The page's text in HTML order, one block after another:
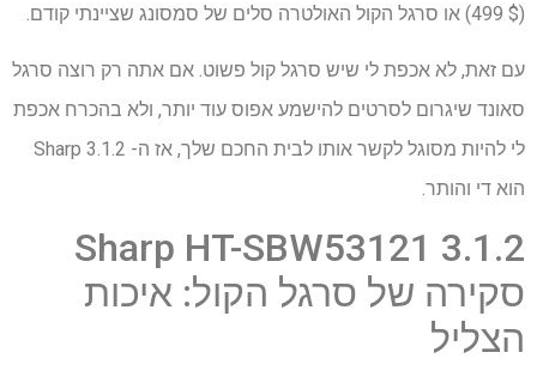
(499 $) או סרגל הקול האולטרה סלים של סמסונג שציינתי קודם.
עם זאת, לא אכפת לי שיש סרגל קול פשוט. אם אתה רק רוצה סרגל
סאונד שיגרום לסרטים להישמע אפוס עוד יותר, ולא בהכרח אכפת
לי להיות מסוגל לקשר אותו לבית החכם שלך, אז ה- Sharp 3.1.2
הוא די והותר.
Sharp HT-SBW53121 3.1.2
סקירה של סרגל הקול: איכות
הצליל